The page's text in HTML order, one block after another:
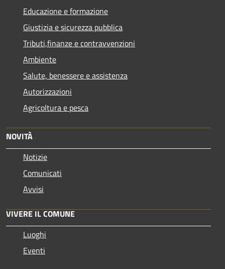
Educazione e formazione
Giustizia e sicurezza pubblica
Tributi,finanze e contravvenzioni
Ambiente
Salute, benessere e assistenza
Autorizzazioni
Agricoltura e pesca
NOVITÀ
Notizie
Comunicati
Avvisi
VIVERE IL COMUNE
Luoghi
Eventi